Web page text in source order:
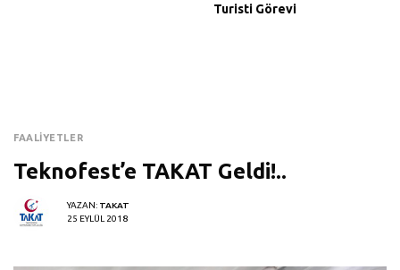
Turisti Görevi
FAALIYETLER
Teknofest’e TAKAT Geldi!..
YAZAN: TAKAT
25 EYLÜL 2018